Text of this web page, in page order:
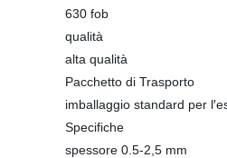
630 fob
qualità
alta qualità
Pacchetto di Trasporto
imballaggio standard per
Specifiche
spessore 0.5-2,5 mm